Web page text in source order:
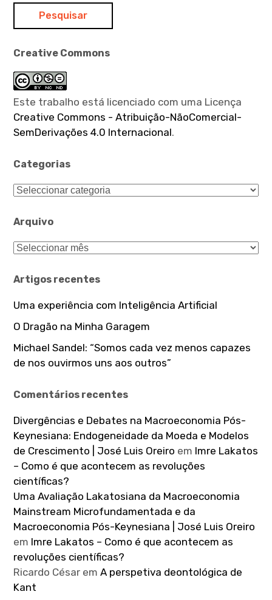
Creative Commons
Este trabalho está licenciado com uma Licença
Creative Commons - Atribuição-NãoComercial-
SemDerivações 4.0 Internacional.
Categorias
Categorias
Arquivo
Arquivo
Artigos recentes
Uma experiência com Inteligência Artificial
O Dragão na Minha Garagem
Michael Sandel: “Somos cada vez menos capazes
de nos ouvirmos uns aos outros”
Comentários recentes
Divergências e Debates na Macroeconomia Pós-
Keynesiana: Endogeneidade da Moeda e Modelos
de Crescimento | José Luis Oreiro em Imre Lakatos
– Como é que acontecem as revoluções
científicas?
Uma Avaliação Lakatosiana da Macroeconomia
Mainstream Microfundamentada e da
Macroeconomia Pós-Keynesiana | José Luis Oreiro
em Imre Lakatos – Como é que acontecem as
revoluções científicas?
Ricardo César emA perspetiva deontológica de
Kant